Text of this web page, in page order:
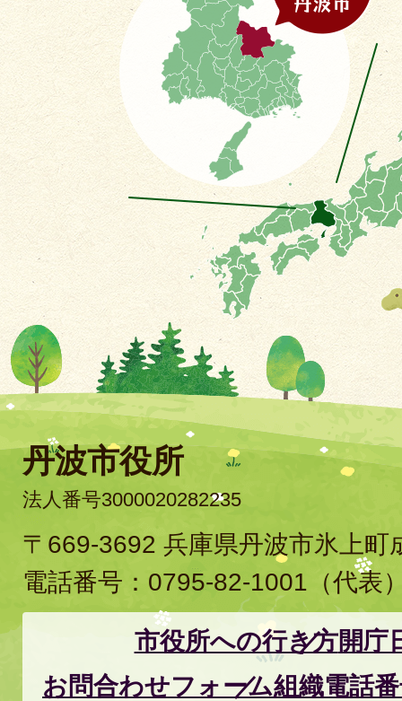
丹波市役所
法人番号3000020282235
〒669-3692 兵庫県丹波市氷上町
電話番号： 0795-82-1001 （代表
市役所への行き方開庁
お問合わせフォーム組織電話